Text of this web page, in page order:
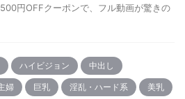
円OFFクーポンで、フル動画が驚きの
ハイビジョン 中出し
婦 巨乳 淫乱・ハード系 美乳